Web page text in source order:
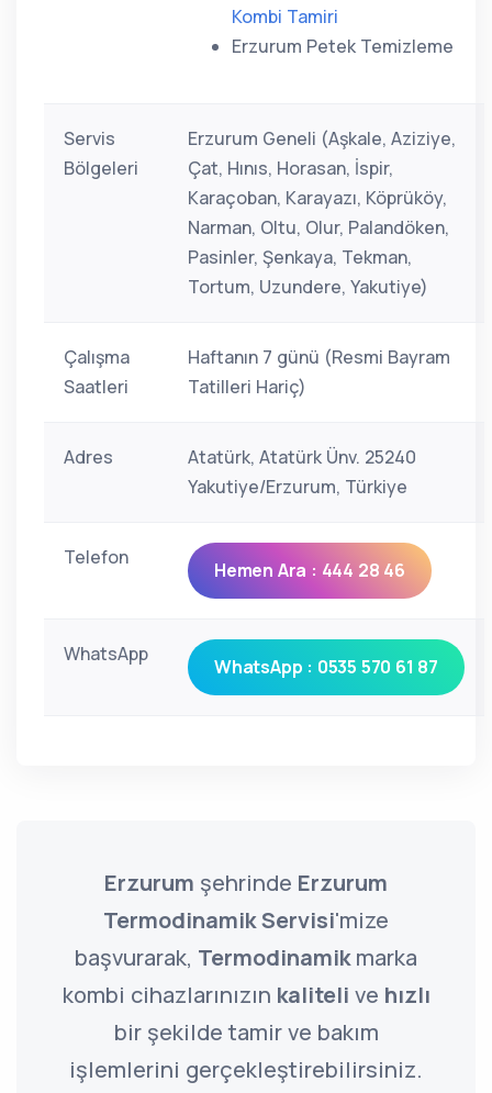
Kombi Tamiri
Erzurum Petek Temizleme
Servis
Bölgeleri
Erzurum Geneli (Aşkale, Aziziye,
Çat, Hınıs, Horasan, İspir,
Karaçoban, Karayazı, Köprüköy,
Narman, Oltu, Olur, Palandöken,
Pasinler, Şenkaya, Tekman,
Tortum, Uzundere, Yakutiye)
Çalışma
Saatleri
Haftanın 7 günü (Resmi Bayram
Tatilleri Hariç)
Adres
Atatürk, Atatürk Ünv. 25240
Yakutiye/Erzurum, Türkiye
Telefon
Hemen Ara : 444 28 46
WhatsApp
WhatsApp : 0535 570 61 87
Erzurum şehrinde Erzurum
Termodinamik Servisi'mize
başvurarak, Termodinamikmarka
kombi cihazlarınızın kaliteli ve hızlı
bir şekilde tamir ve bakım
işlemlerini gerçekleştirebilirsiniz.